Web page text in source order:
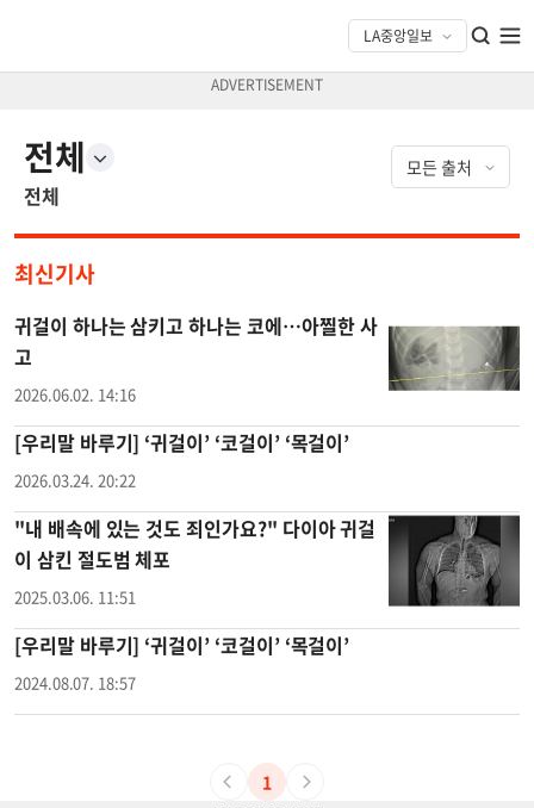
전체
전체
최신기사
귀걸이 하나는 삼키고 하나는 코에…아찔한 사
고
2026.06.02. 14:16
[우리말 바루기] ‘귀걸이’ ‘코걸이’ ‘목걸이’
2026.03.24. 20:22
"내 배속에 있는 것도 죄인가요?" 다이아 귀걸
이 삼킨 절도범 체포
2025.03.06. 11:51
[우리말 바루기] ‘귀걸이’ ‘코걸이’ ‘목걸이’
2024.08.07. 18:57
1